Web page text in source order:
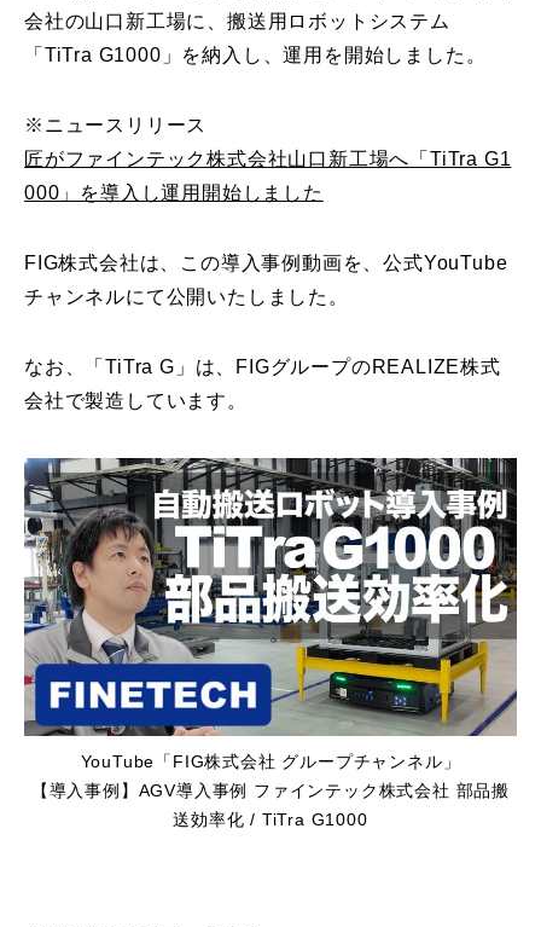
会社の山口新工場に、搬送用ロボットシステム
「TiTra G1000」を納入し、運用を開始しました。
※ニュースリリース
匠がファインテック株式会社山口新工場へ「TiTra G1
000」を導入し運用開始しました
FIG株式会社は、この導入事例動画を、公式YouTube
チャンネルにて公開いたしました。
なお、「TiTra G」は、FIGグループのREALIZE株式
会社で製造しています。
YouTube「FIG株式会社 グループチャンネル」
【導入事例】AGV導入事例 ファインテック株式会社 部品搬
送効率化 / TiTra G1000